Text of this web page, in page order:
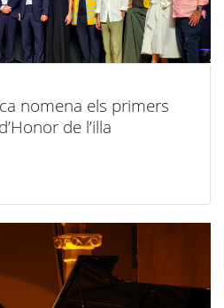
nomena els primers
de l’illa